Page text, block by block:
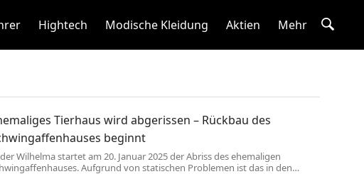
Hightech Modische Kleidung Aktien Mehr
Tierhaus wird abgerissen – Rückbau des
beginnt
Wilhelma startet am 20. Januar 2025 der Abriss des ehemaligen
Aufgrund von statischen Problemen ist das in den